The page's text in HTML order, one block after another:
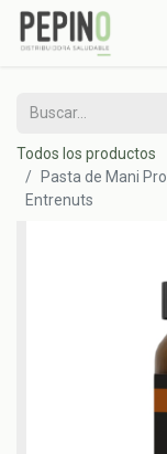
Todos los productos
Pasta de Mani
Entrenuts